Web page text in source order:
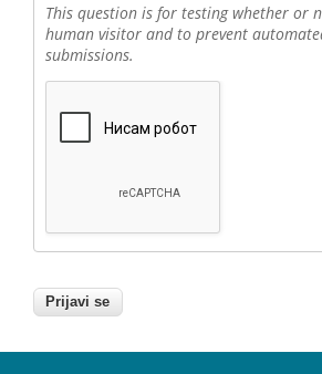
This question is for testing whether or
human visitor and to prevent
submissions.